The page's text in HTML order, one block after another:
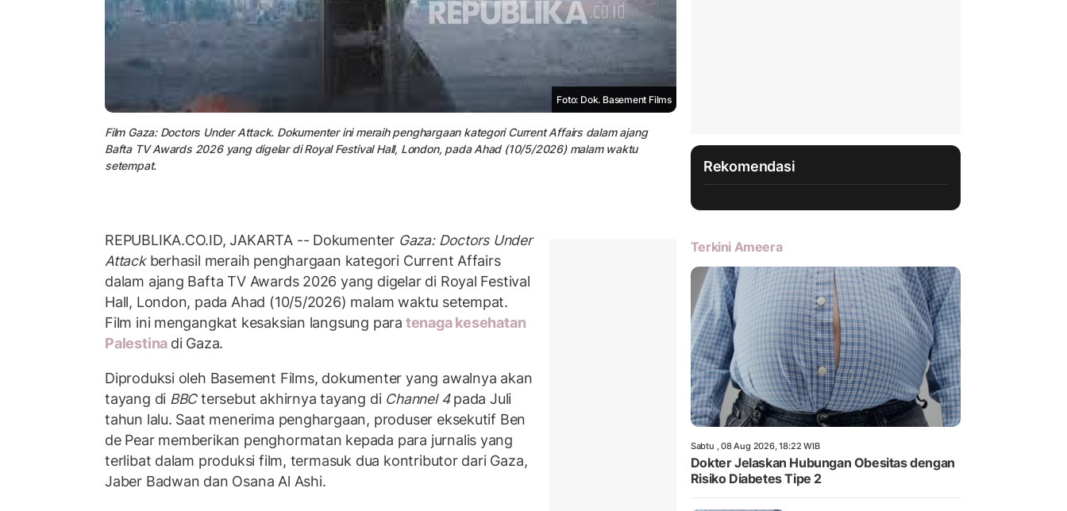
Foto: Dok. Basement Films
Film Gaza: Doctors Under Attack. Dokumenter ini meraih penghargaan kategori Current Affairs dalam ajang
Bafta TV Awards 2026 yang digelar di Royal Festival Hall, London, pada Ahad (10/5/2026) malam waktu
setempat.
REPUBLIKA.CO.ID, JAKARTA -- Dokumenter Gaza: Doctors Under
Attackberhasil meraih penghargaan kategori Current Affairs
dalam ajang Bafta TV Awards 2026 yang digelar di Royal Festival
Hall, London, pada Ahad (10/5/2026) malam waktu setempat.
Film ini mengangkat kesaksian langsung para tenaga kesehatan
Palestina di Gaza.
Diproduksi oleh Basement Films, dokumenter yang awalnya akan
tayang di BBCtersebut akhirnya tayang di Channel 4pada Juli
tahun lalu. Saat menerima penghargaan, produser eksekutif Ben
de Pear memberikan penghormatan kepada para jurnalis yang
terlibat dalam produksi film, termasuk dua kontributor dari Gaza,
Jaber Badwan dan Osana Al Ashi.
Rekomendasi
Terkini Ameera
Sabtu , 08 Aug 2026, 18:22 WIB
Dokter Jelaskan Hubungan Obesitas dengan
Risiko Diabetes Tipe 2